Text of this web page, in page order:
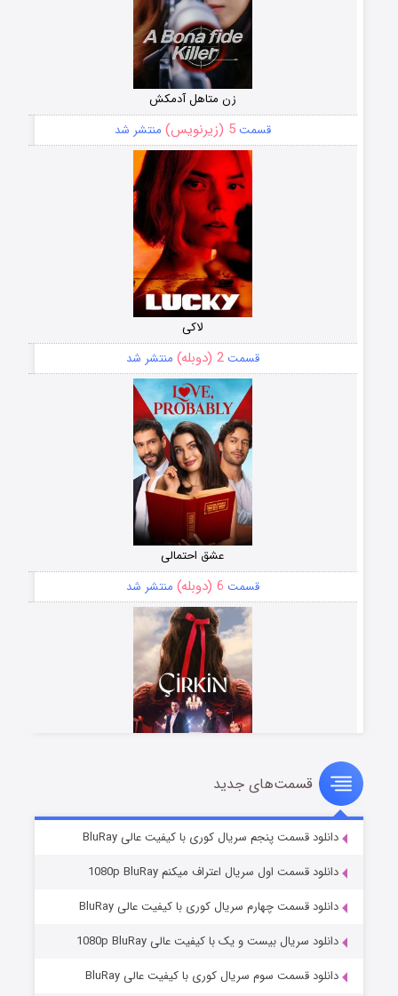
زن متاهل آدمکش
قسمت5 (زیرنویس) منتشر شد
لاکی
قسمت2 (دوبله) منتشر شد
عشق احتمالی
قسمت 6 (دوبله) منتشر شد
سریال زشت
قسمت5 (زیرنویس) منتشر شد
قسمت‌های جدید
دانلود قسمت پنجم سریال کوری با کیفیت عالی BluRay
دانلود قسمت اول سریال اعتراف میکنم 1080p BluRay
دانلود قسمت چهارم سریال کوری با کیفیت عالی BluRay
دانلود سریال بیست و یک با کیفیت عالی 1080p BluRay
دانلود قسمت سوم سریال کوری با کیفیت عالی BluRay